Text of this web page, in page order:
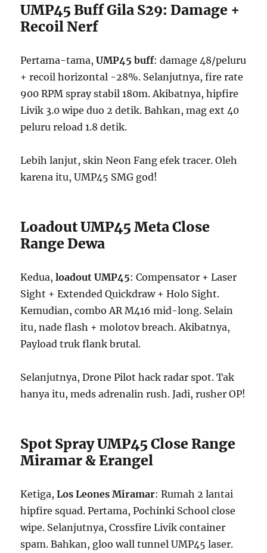
UMP45 Buff Gila S29: Damage +
Recoil Nerf
Pertama-tama,UMP45 buff: damage 48/peluru
+ recoil horizontal -28%. Selanjutnya, fire rate
900 RPM spray stabil 180m. Akibatnya, hipfire
Livik 3.0 wipe duo 2 detik. Bahkan, mag ext 40
peluru reload 1.8 detik.
Lebih lanjut, skin Neon Fang efek tracer. Oleh
karena itu, UMP45 SMG god!
Loadout UMP45 Meta Close
Range Dewa
Kedua,loadout UMP45: Compensator + Laser
Sight + Extended Quickdraw + Holo Sight.
Kemudian, combo AR M416 mid-long. Selain
itu, nade flash + molotov breach. Akibatnya,
Payload truk flank brutal.
Selanjutnya, Drone Pilot hack radar spot. Tak
hanya itu, meds adrenalin rush. Jadi, rusher OP!
Spot Spray UMP45 Close Range
Miramar & Erangel
Ketiga,Los Leones Miramar: Rumah 2 lantai
hipfire squad. Pertama, Pochinki School close
wipe. Selanjutnya, Crossfire Livik container
spam. Bahkan, gloo wall tunnel UMP45 laser.